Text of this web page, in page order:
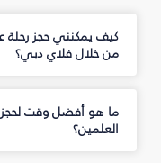
كيف يمكنني حجز رحلة
من خلال فلاي دبي؟
ما هو أفضل وقت لحجز
العلمين؟